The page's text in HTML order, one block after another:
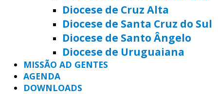
Diocese de Cruz Alta
Diocese de Santa Cruz do Sul
Diocese de Santo Ângelo
Diocese de Uruguaiana
MISSÃO AD GENTES
AGENDA
DOWNLOADS